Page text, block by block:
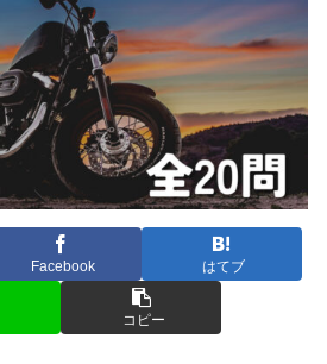
Facebook はてブ
コピー